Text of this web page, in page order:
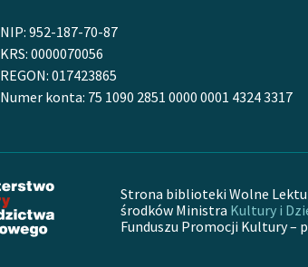
NIP: 952-187-70-87
KRS: 0000070056
REGON: 017423865
Numer konta: 75 1090 2851 0000 0001 4324 3317
Strona biblioteki Wolne
środków Ministra Kultury i
Funduszu Promocji Kultury –